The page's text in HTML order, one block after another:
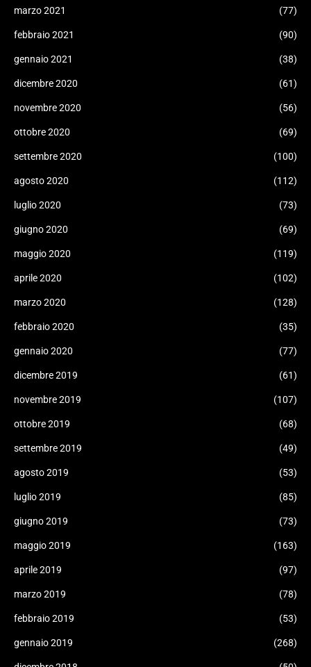
marzo 2021 (77)
febbraio 2021 (90)
gennaio 2021 (38)
dicembre 2020 (61)
novembre 2020 (56)
ottobre 2020 (69)
settembre 2020 (100)
agosto 2020 (112)
luglio 2020 (73)
giugno 2020 (69)
maggio 2020 (119)
aprile 2020 (102)
marzo 2020 (128)
febbraio 2020 (35)
gennaio 2020 (77)
dicembre 2019 (61)
novembre 2019 (107)
ottobre 2019 (68)
settembre 2019 (49)
agosto 2019 (53)
luglio 2019 (85)
giugno 2019 (73)
maggio 2019 (163)
aprile 2019 (97)
marzo 2019 (78)
febbraio 2019 (53)
gennaio 2019 (268)